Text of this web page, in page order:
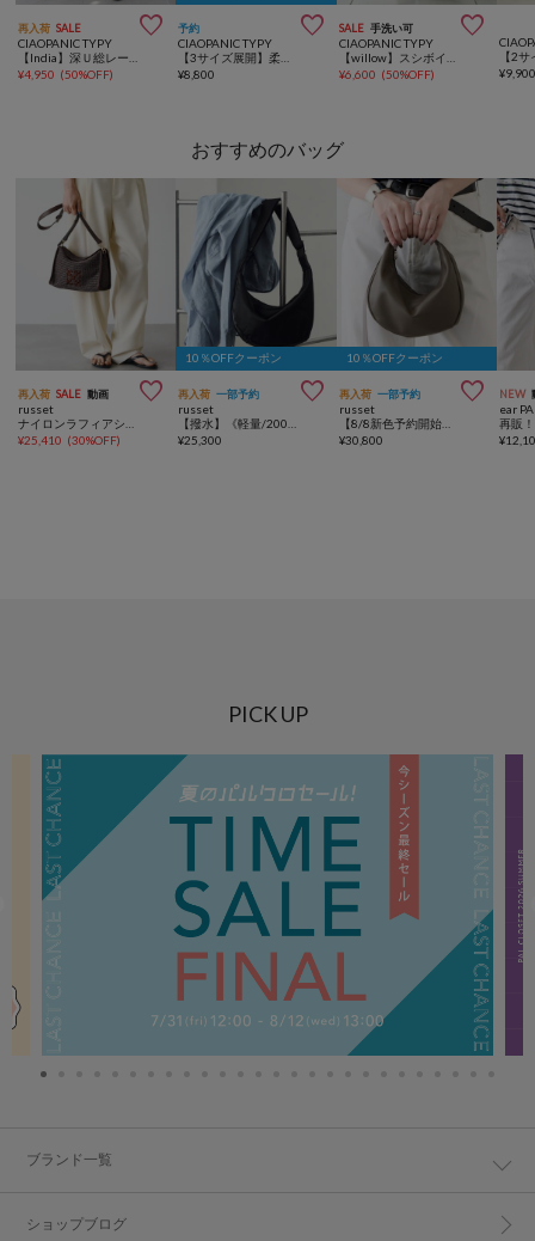
再入荷 SALE 
CIAOPANIC TYPY
¥4,950 (50%OFF)
予約 
CIAOPANIC TYPY
¥8,800
SALE 手洗い可 
CIAOPANIC TYPY
¥6,600 (50%OFF) ¥
おすすめのバッグ
再入荷 SALE 動画 
russet
¥25,410 (30%OFF)
10％OFFクーポン
再入荷 一部予約 
russet
¥25,300
10％OFFクーポン
再入荷 一部予約 
russet
【8/8新色予約開始】《本革/340g》ソフトレザーラウンドショルダーバッグ
¥30,800
NEW
ear
¥
PICK UP
ブランド一覧
ショップブログ